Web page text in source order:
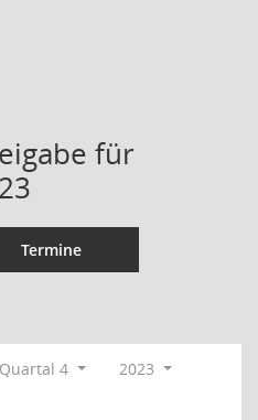
für
Termine
Quartal 4
2023